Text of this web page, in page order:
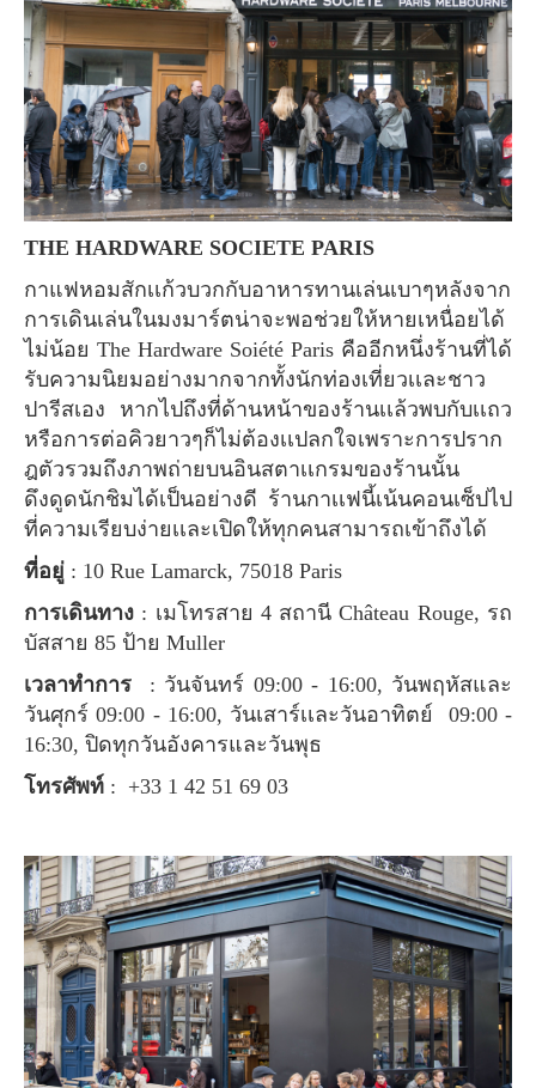
THE HARDWARE SOCIETE PARIS
กาแฟหอมสักเเก้วบวกกับอาหารทานเล่นเบาๆหลังจาก
การเดินเล่นในมงมาร์ตน่าจะพอช่วยให้หายเหนื่อยได้
ไม่น้อย The Hardware Soiété Paris คืออีกหนึ่งร้านที่ได้
รับความนิยมอย่างมากจากทั้งนักท่องเที่ยวเเละชาว
ปารีสเอง หากไปถึงที่ด้านหน้าของร้านเเล้วพบกับเเถว
หรือการต่อคิวยาวๆก็ไม่ต้องเเปลกใจเพราะการปราก
ฎตัวรวมถึงภาพถ่ายบนอินสตาเเกรมของร้านนั้น
ดึงดูดนักชิมได้เป็นอย่างดี ร้านกาเเฟนี้เน้นคอนเซ็ปไป
ที่ความเรียบง่ายเเละเปิดให้ทุกคนสามารถเข้าถึงได้
ที่อยู่ : 10 Rue Lamarck, 75018 Paris
การเดินทาง : เมโทรสาย 4 สถานี Château Rouge, รถ
บัสสาย 85 ป้าย Muller
เวลาทำการ
: วันจันทร์ 09:00 - 16:00, วันพฤหัสและ
วันศุกร์ 09:00 - 16:00, วันเสาร์เเละวันอาทิตย์ 09:00 -
16:30, ปิดทุกวันอังคารและวันพุธ
โทรศัพท์ : +33 1 42 51 69 03